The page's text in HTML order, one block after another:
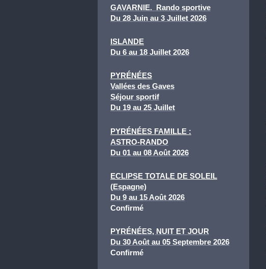
GAVARNIE. Rando sportive
Du 28 Juin au 3 Juillet 2026
ISLANDE
Du 6 au 18 Juillet 2026
PYRÉNÉES
Vallées des Gaves
Séjour sportif
Du 19 au 25 Juillet
PYRÉNÉES FAMILLE :
ASTRO-RANDO
Du 01 au 08 Août 2026
ECLIPSE TOTALE DE SOLEIL
(Espagne)
Du 9 au 15 Août 2026
Confirmé
PYRÉNÉES, NUIT ET JOUR
Du 30 Août au 05 Septembre 2026
Confirmé